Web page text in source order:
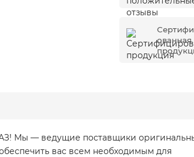
ованная
Мы — ведущие поставщики
вас всем необходимым для